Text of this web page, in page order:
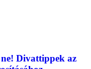
ne! Divattippek az